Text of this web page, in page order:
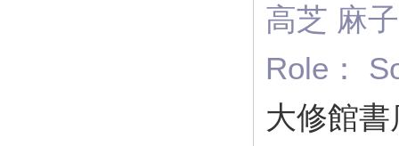
高芝 麻
Role：
大修館